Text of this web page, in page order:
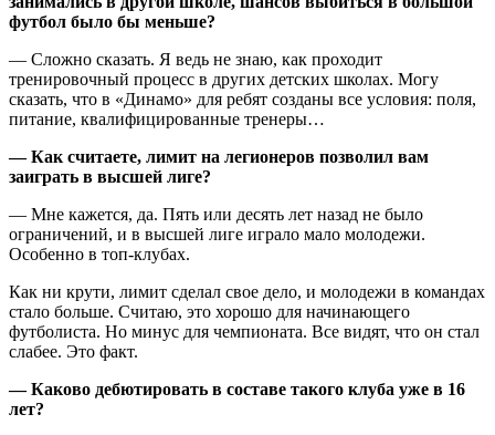
футбол было бы меньше?
— Сложно сказать. Я ведь не знаю, как проходит
тренировочный процесс в других детских школах. Могу
сказать, что в «Динамо» для ребят созданы все условия: поля,
питание, квалифицированные тренеры…
— Как считаете, лимит на легионеров позволил вам
заиграть в высшей лиге?
— Мне кажется, да. Пять или десять лет назад не было
ограничений, и в высшей лиге играло мало молодежи.
Особенно в топ-клубах.
Как ни крути, лимит сделал свое дело, и молодежи в командах
стало больше. Считаю, это хорошо для начинающего
футболиста. Но минус для чемпионата. Все видят, что он стал
слабее. Это факт.
— Каково дебютировать в составе такого клуба уже в 16
лет?